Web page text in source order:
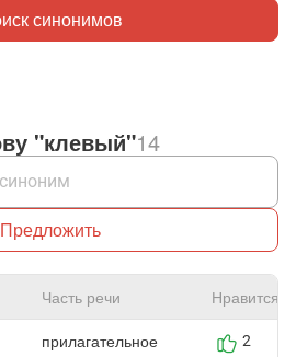
синонимов
"клевый"14
Предложить
Часть речи Нравится
прилагательное 2